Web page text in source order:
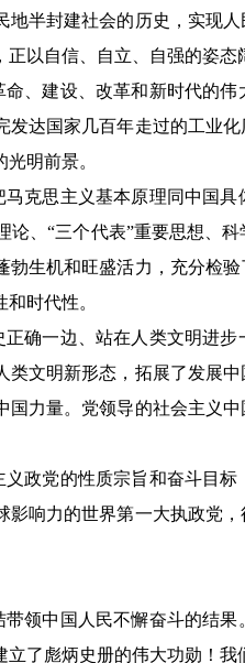
半封建社会的历史，实现
以自信、自立、自强的姿态
、建设、改革和新时代的
达国家几百年走过的工业
明前景。
克思主义基本原理同中国
、“三个代表”重要思想、
生机和旺盛活力，充分检
时代性。
确一边、站在人类文明进
文明新形态，拓展了发展
力量。党领导的社会主义
政党的性质宗旨和奋斗目
响力的世界第一大执政党
领中国人民不懈奋斗的结
了彪炳史册的伟大功勋！我